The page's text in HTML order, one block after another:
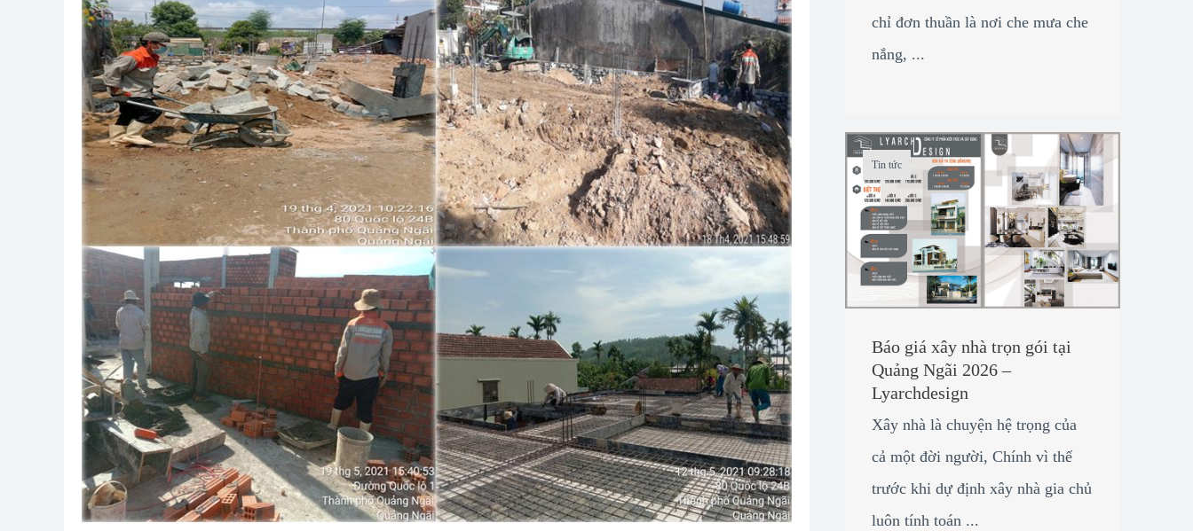
chỉ đơn thuần là nơi che mưa che
nắng, ...
Tin tức
Báo giá xây nhà trọn gói tại
Quảng Ngãi 2026 –
Lyarchdesign
Xây nhà là chuyện hệ trọng của
cả một đời người, Chính vì thế
trước khi dự định xây nhà gia chủ
luôn tính toán ...